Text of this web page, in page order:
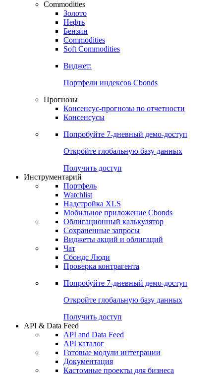
Commodities
Золото
Нефть
Бензин
Commodities
Soft Commodities
Виджет:
Портфели индексов Cbonds
Прогнозы
Консенсус-прогнозы по отчетности
Консенсусы
Попробуйте 7-дневный демо-доступ
Откройте глобальную базу данных
Получить доступ
Инструментарий
Портфель
Watchlist
Надстройка XLS
Мобильное приложение Cbonds
Облигационный калькулятор
Сохраненные запросы
Виджеты акций и облигаций
Чат
Сбондс Люди
Проверка контрагента
Попробуйте 7-дневный демо-доступ
Откройте глобальную базу данных
Получить доступ
API & Data Feed
API and Data Feed
API каталог
Готовые модули интеграции
Документация
Кастомные проекты для бизнеса